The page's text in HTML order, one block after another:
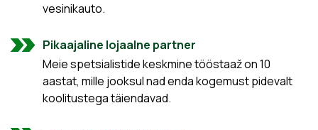
vesinikauto.
Pikaajaline lojaalne partner
Meie spetsialistide keskmine tööstaaž on 10
aastat, mille jooksul nad enda kogemust pidevalt
koolitustega täiendavad.